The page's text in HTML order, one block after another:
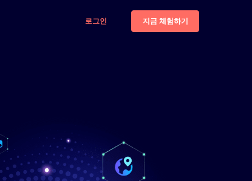
로그인 지금 체험하기